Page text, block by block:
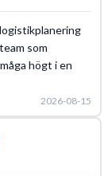
som
högt i en
2026-08-15